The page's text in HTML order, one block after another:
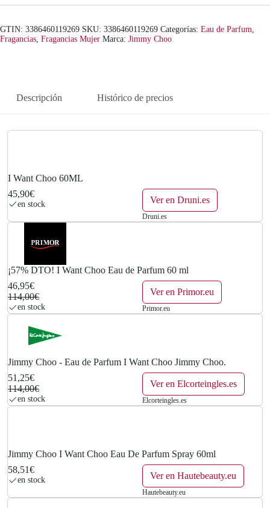
GTIN: 3386460119269 SKU: 3386460119269 Categorías: Eau de Parfum
Fragancias Fragancias Mujer Marca: Jimmy Choo
Descripción Histórico de precios
I Want Choo 60ML
45,90€
en stock Ver en Druni.es
Druni.es
¡57% DTO! I Want Choo Eau de Parfum 60 ml
46,95€
114,00€
en stock
Ver en Primor.eu
Primor.eu
Jimmy Choo - Eau de Parfum I Want Choo Jimmy Choo.
51,25€
114,00€
en stock
Ver en Elcorteingles.es
Elcorteingles.es
Jimmy Choo I Want Choo Eau De Parfum Spray 60ml
58,51€
en stock Ver en Hautebeauty.eu
Hautebeauty.eu